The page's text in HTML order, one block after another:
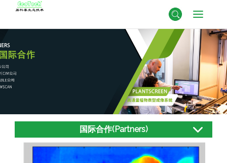
国际合作(Partners)